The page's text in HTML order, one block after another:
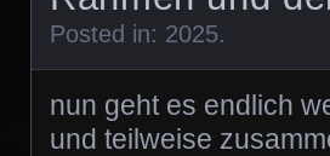
Posted in: 2025.
nun geht es endlich
und teilweise